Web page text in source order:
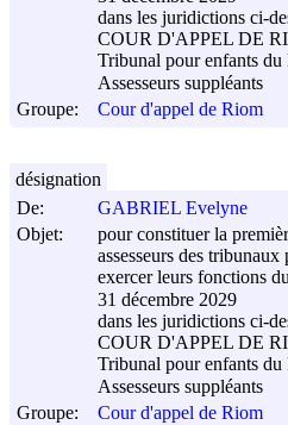
dans les juridictions ci-
COUR D'APPEL DE
Tribunal pour enfants du
Assesseurs suppléants
Groupe:
Cour d'appel de Riom
De:
GABRIEL Evelyne
Objet:
pour constituer la
assesseurs des
exercer leurs fonctions
31 décembre 2029
dans les juridictions ci-
COUR D'APPEL DE
Tribunal pour enfants du
Assesseurs suppléants
Groupe:
Cour d'appel de Riom
désignation